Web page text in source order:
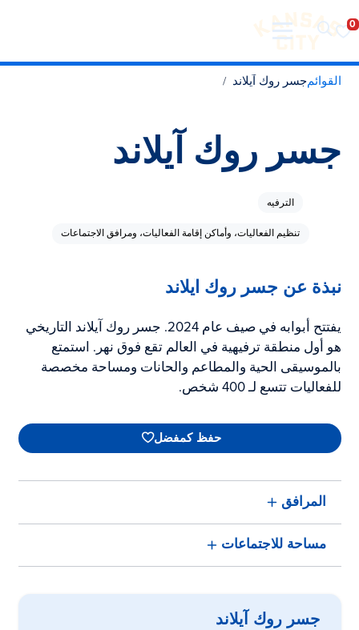
تفضل بزيارة مدينة كانساس سيتي
الانتقال إلى المحتوى
القوائمجسر روك آيلاند
جسر روك آيلاند
الترفيه
تنظيم الفعاليات، وأماكن إقامة الفعاليات، ومرافق الاجتماعات
نبذة عن جسر روك آيلاند
يفتتح أبوابه في صيف عام 2024. جسر روك آيلاند التاريخي
هو أول منطقة ترفيهية في العالم تقع فوق نهر. استمتع
بالموسيقى الحية والمطاعم والحانات ومساحة مخصصة
للفعاليات تتسع لـ 400 شخص.
حفظ كمفضل
المرافق
مساحة للاجتماعات
جسر روك آيلاند